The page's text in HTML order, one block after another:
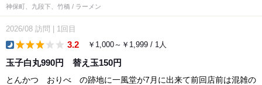
神保町、九段下、竹橋 / ラーメン
2026/08 訪問 1回目
3.2 ￥1,000～￥1,999 / 1人
玉子白丸990円 替え玉150円
とんかつ おりべ の跡地に一風堂が7月に出来て前回店前は混雑の